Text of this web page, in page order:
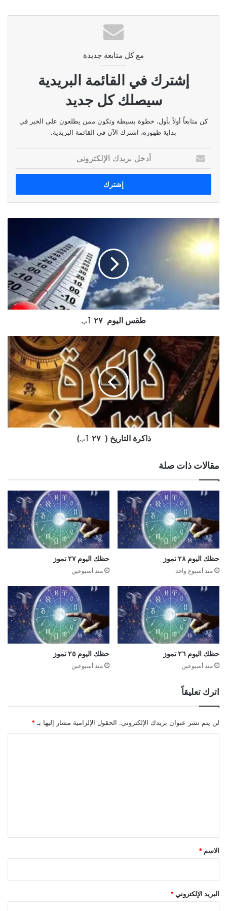
مع كل متابعة جديدة
إشترك في القائمة البريدية
سيصلك كل جديد
كن متابعاً أولاً بأول، خطوة بسيطة وتكون ممن يطلعون على الخبر في
بداية ظهوره، اشترك الآن في القائمة البريدية.
بريدك
الإلكتروني
طقس
اليوم
٢٧
ٱب
طقس اليوم ٢٧ ٱب
ذاكرة
التاريخ
(
٢٧
ٱب)
ذاكرة التاريخ ( ٢٧ ٱب)
مقالات ذات صلة
حظك اليوم ٢٨ تموز
منذ أسبوع واحد
حظك اليوم ٢٧ تموز
منذ أسبوعين
حظك اليوم ٢٦ تموز
منذ أسبوعين
حظك اليوم ٢٥ تموز
منذ أسبوعين
اترك تعليقاً
لن يتم نشر عنوان بريدك الإلكتروني. الحقول الإلزامية مشار إليها بـ *
*
الاسم *
البريد الإلكتروني*